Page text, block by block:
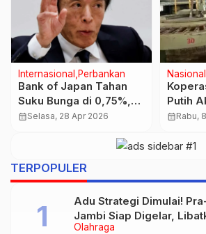
Regional
Sungai Batanghari Surut
Drastis, Ikan Keramba
Mati dan Hamparan
calendar_monthSelasa, 28 Jul 2026
Olahraga
Piala
Biaya
calendar_monthSabtu,
TERPOPULER
Olahraga
Adu Strategi Dimulai!
Jambi Siap Digelar,